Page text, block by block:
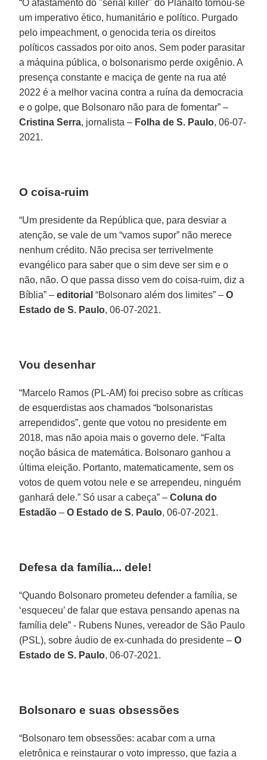
“O afastamento do "serial killer" do Planalto tornou-se
um imperativo ético, humanitário e político. Purgado
pelo impeachment, o genocida teria os direitos
políticos cassados por oito anos. Sem poder parasitar
a máquina pública, o bolsonarismo perde oxigênio. A
presença constante e maciça de gente na rua até
2022 é a melhor vacina contra a ruína da democracia
e o golpe, que Bolsonaro não para de fomentar” –
Cristina Serra, jornalista – Folha de S. Paulo, 06-07-
2021.
O coisa-ruim
“Um presidente da República que, para desviar a
atenção, se vale de um “vamos supor” não merece
nenhum crédito. Não precisa ser terrivelmente
evangélico para saber que o sim deve ser sim e o
não, não. O que passa disso vem do coisa-ruim, diz a
Bíblia” –editorial “Bolsonaro além dos limites” –O
Estado de S. Paulo, 06-07-2021.
Vou desenhar
“Marcelo Ramos (PL-AM) foi preciso sobre as críticas
de esquerdistas aos chamados “bolsonaristas
arrependidos”, gente que votou no presidente em
2018, mas não apoia mais o governo dele. “Falta
noção básica de matemática. Bolsonaro ganhou a
última eleição. Portanto, matematicamente, sem os
votos de quem votou nele e se arrependeu, ninguém
ganhará dele.” Só usar a cabeça” –Coluna do
Estadão –O Estado de S. Paulo, 06-07-2021.
Defesa da família... dele!
“Quando Bolsonaro prometeu defender a família, se
‘esqueceu’ de falar que estava pensando apenas na
família dele” - Rubens Nunes, vereador de São Paulo
(PSL), sobre áudio de ex-cunhada do presidente –O
Estado de S. Paulo, 06-07-2021.
Bolsonaro e suas obsessões
“Bolsonaro tem obsessões: acabar com a urna
eletrônica e reinstaurar o voto impresso, que fazia a